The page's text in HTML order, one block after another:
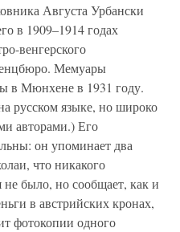
Августа Урбански
в 1909–1914 годах
венгерского
Мемуары
в Мюнхене в 1931 году.
русском языке, но широко
авторами.) Его
он упоминает два
что никакого
не было, но сообщает, как и
в австрийских кронах,
фотокопии одного